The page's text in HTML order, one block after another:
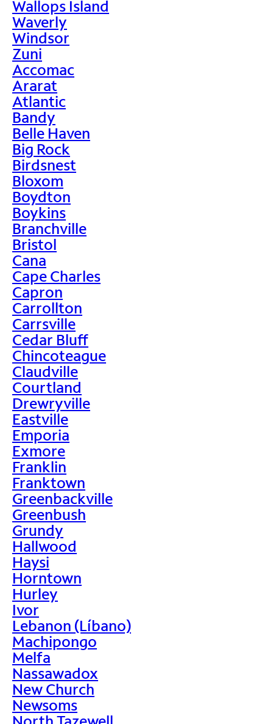
Wallops Island
Waverly
Windsor
Zuni
Accomac
Ararat
Atlantic
Bandy
Belle Haven
Big Rock
Birdsnest
Bloxom
Boydton
Boykins
Branchville
Bristol
Cana
Cape Charles
Capron
Carrollton
Carrsville
Cedar Bluff
Chincoteague
Claudville
Courtland
Drewryville
Eastville
Emporia
Exmore
Franklin
Franktown
Greenbackville
Greenbush
Grundy
Hallwood
Haysi
Horntown
Hurley
Ivor
Lebanon (Líbano)
Machipongo
Melfa
Nassawadox
New Church
Newsoms